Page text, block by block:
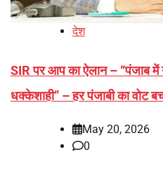
देश
SIR पर आप का ऐलान – “पंजाब में
धक्केशाही” – हर पंजाबी का वोट
May 20, 2026
0